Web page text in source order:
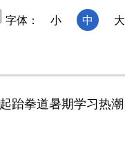
字体： 小 中 大
跆拳道暑期学习热潮